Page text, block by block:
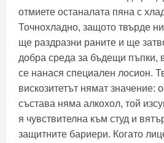
отмиете останалата пяна с
Точнохладно, защото твърде
ще раздразни раните и ще
добра среда за бъдещи пъпки,
се нанася специален лосион.
вискозитетът нямат значение:
състава няма алкохол, той
я чувствителна към студ и
защитните бариери. Когато